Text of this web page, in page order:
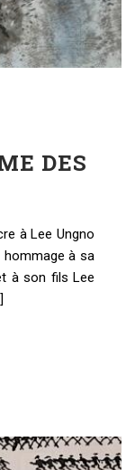
DES
à Lee Ungno
hommage à sa
à son fils Lee